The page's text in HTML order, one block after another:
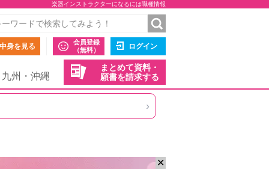
楽器インストラクターになるには職種情報
身を見る
会員登録
（無料）
ログイン
まとめて資料・
願書を請求する
九州・沖縄
›
✕